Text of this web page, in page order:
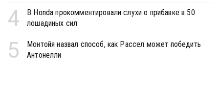
4
В Honda прокомментировали слухи о прибавке в 50
лошадиных сил
5
Монтойя назвал способ, как Рассел может победить
Антонелли